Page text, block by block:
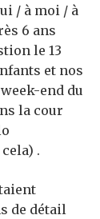
/ à moi / à
6 ans
le 13
et nos
end du
la cour
.
de détail